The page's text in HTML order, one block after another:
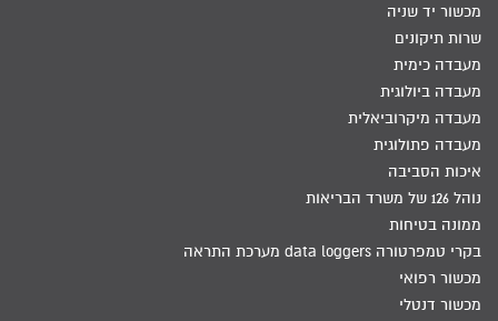
מכשור יד שניה
שרות תיקונים
מעבדה כימית
מעבדה ביולוגית
מעבדה מיקרוביאלית
מעבדה פתולוגית
איכות הסביבה
נוהל 126 של משרד הבריאות
ממונה בטיחות
בקרי טמפרטורה data loggers מערכת התראה
מכשור רפואי
מכשור דנטלי